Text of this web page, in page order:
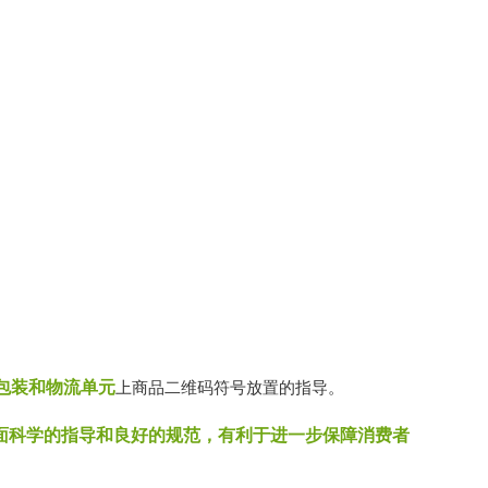
装和物流单元 上商品二维码符号放置的指导。
学的指导和良好的规范，有利于进一步保障消费者